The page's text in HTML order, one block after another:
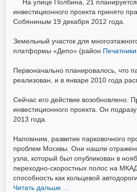
На улице Полбина, 21
инвестиционного проекта принято
Собяниным 19 декабря 2012 года.
Земельный участок для
платформы «Депо» (район Печатники
Первоначально планировалось, что
реализован, и в январе 2010 года
Сейчас его действие возобновлено.
инвестиционного проекта. Он
2013 года.
Напомним, развитие парковочного
проблем Москвы. Они нашли
узла, который был опубликован в
переходно-скоростных полос на
способность как кольцевой
Читать дальше ...